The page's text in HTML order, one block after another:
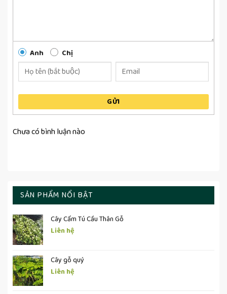
Anh Chị
GỬI
Chưa có bình luận nào
SẢN PHẨM NỔI BẬT
Cây Cẩm Tú Cầu Thân Gỗ
Liên hệ
Cây gỗ quý
Liên hệ